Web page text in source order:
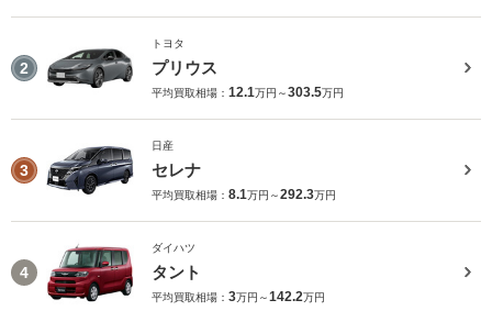
2
トヨタ
プリウス
平均買取相場： 12.1万円～303.5万円
3
日産
セレナ
平均買取相場： 8.1万円～292.3万円
4
ダイハツ
タント
平均買取相場： 3万円～142.2万円